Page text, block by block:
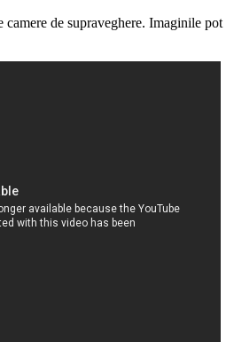
de supraveghere. Imaginile pot